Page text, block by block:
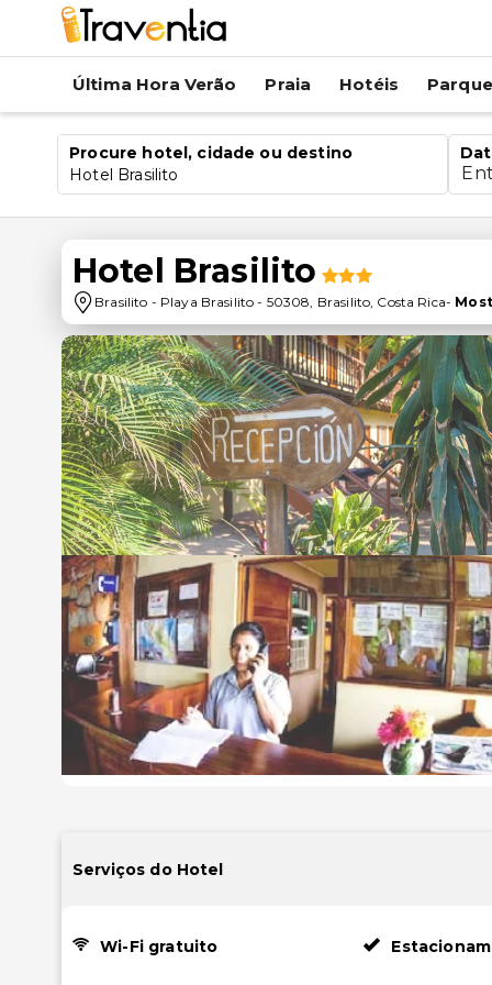
Última Hora Verão Praia Hotéis
Procure hotel, cidade ou destino
Hotel Brasilito
Hotel Brasilito
Brasilito - Playa Brasilito - 50308, Brasilito, Costa Rica-
Serviços do Hotel
Wi-Fi gratuito